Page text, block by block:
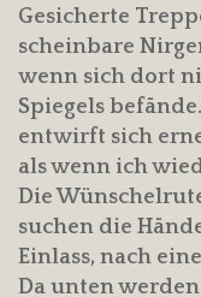
Gesicherte
scheinbare
wenn sich dort
Spiegels
entwirft sich
als wenn ich
Die
suchen die
Einlass, nach
Da unten